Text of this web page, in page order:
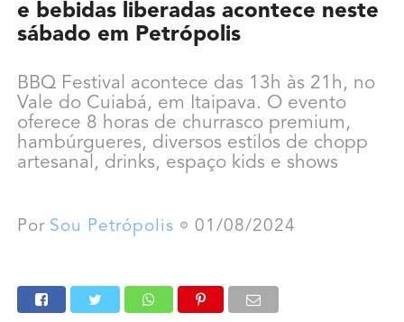
e bebidas liberadas acontece neste
sábado em Petrópolis
BBQ Festival acontece das 13h às 21h, no
Vale do Cuiabá, em Itaipava. O evento
oferece 8 horas de churrasco premium,
hambúrgueres, diversos estilos de chopp
artesanal, drinks, espaço kids e shows
Por Sou Petrópolis 01/08/2024